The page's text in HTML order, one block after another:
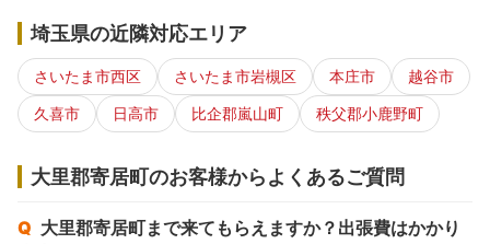
埼玉県の近隣対応エリア
さいたま市西区 さいたま市岩槻区 本庄市
越谷市
久喜市
日高市 比企郡嵐山町 秩父郡小鹿野町
大里郡寄居町のお客様からよくあるご質問
大里郡寄居町まで来てもらえますか？出張費はかかり